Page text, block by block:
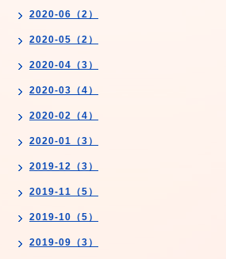
2020-06（2）
2020-05（2）
2020-04（3）
2020-03（4）
2020-02（4）
2020-01（3）
2019-12（3）
2019-11（5）
2019-10（5）
2019-09（3）